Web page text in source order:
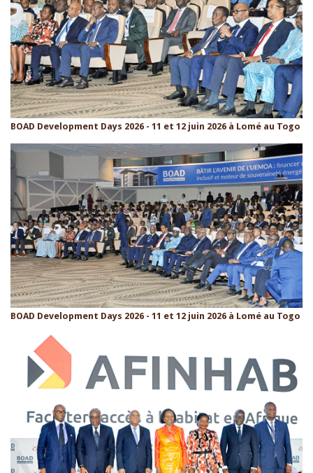
BOAD Development Days 2026 - 11 et 12 juin 2026 à Lomé au Togo
BOAD Development Days 2026 - 11 et 12 juin 2026 à Lomé au Togo